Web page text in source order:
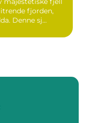
fjorden,
Denne sj...